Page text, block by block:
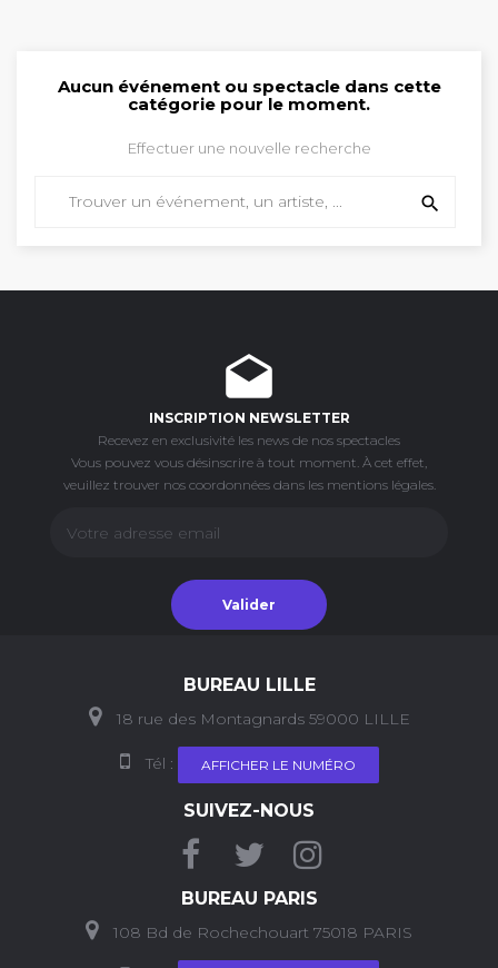
Aucun événement ou spectacle dans cette
catégorie pour le moment.
Effectuer une nouvelle recherche

drafts
INSCRIPTION NEWSLETTER
Recevez en exclusivité les news de nos spectacles
Vous pouvez vous désinscrire à tout moment. À cet effet,
veuillez trouver nos coordonnées dans les mentions légales.
Valider
BUREAU LILLE
18 rue des Montagnards 59000 LILLE
Tél : AFFICHER LE NUMÉRO
SUIVEZ-NOUS
BUREAU PARIS
108 Bd de Rochechouart 75018 PARIS